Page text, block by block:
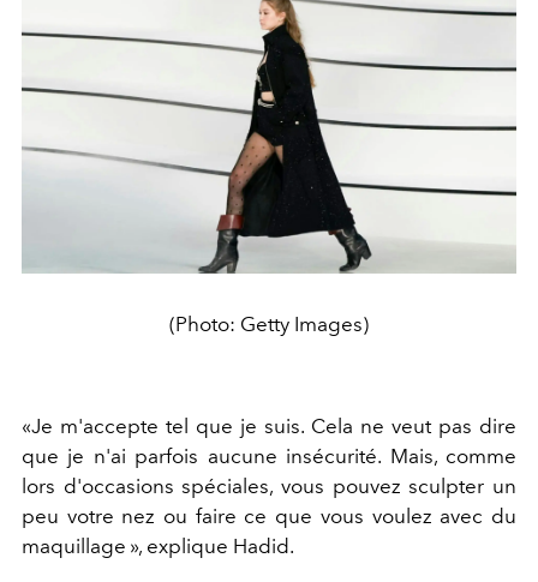
(Photo: Getty Images)
«Je m'accepte tel que je suis. Cela ne veut pas dire
que je n'ai parfois aucune insécurité. Mais, comme
lors d'occasions spéciales, vous pouvez sculpter un
peu votre nez ou faire ce que vous voulez avec du
maquillage », explique Hadid.